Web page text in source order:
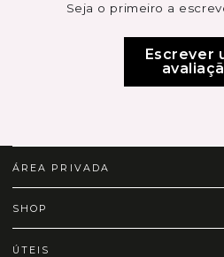
Seja o primeiro a
Escrever
ÁREA PRIVADA
SHOP
ÚTEIS